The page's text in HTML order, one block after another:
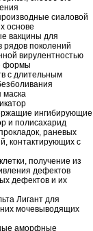
сиаловой
основе
вакцины для
поколений
вирулентностью
формы
с длительным
маска
ингибирующие
и полисахарид
раневых
контактирующих с
получение из
дефектов
дефектов и их
Лигант для
мочевыводящих
аморфные